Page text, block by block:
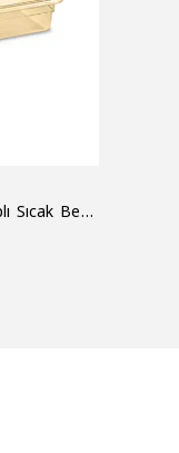
1/3 325*176*65 522 Tek Saplı Sıcak Bekletme Tepsisi